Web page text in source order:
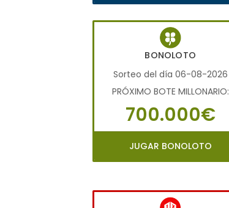
BONOLOTO
Sorteo del día 06-08-2026
PRÓXIMO BOTE MILLONARIO:
700.000€
JUGAR BONOLOTO